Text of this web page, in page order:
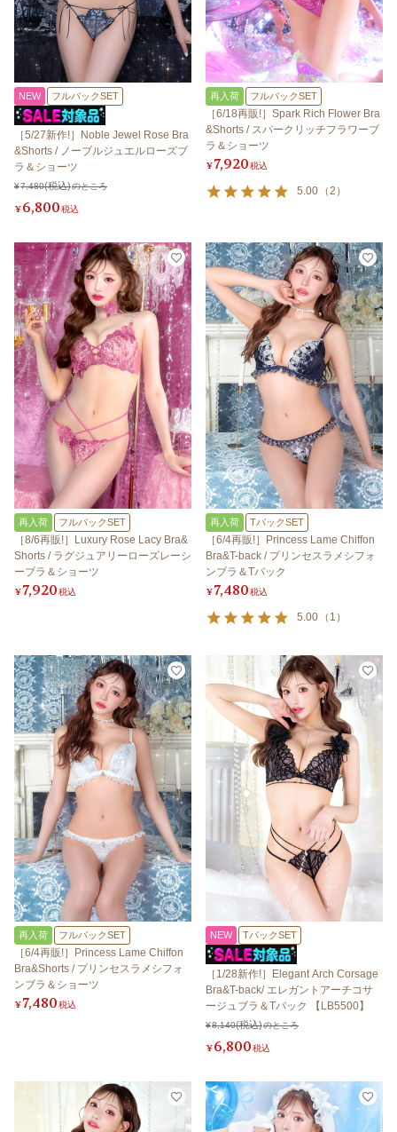
NEW フルバックSET
［5/27新作!］Noble Jewel Rose Bra
&Shorts / ノーブルジュエルローズブ
ラ＆ショーツ
¥7,480 のところ
¥6,800税込
再入荷 フルバックSET
［6/18再販!］Spark Rich Flower Bra
&Shorts / スパークリッチフラワーブ
ラ＆ショーツ
¥7,920税込
5.00 （2 ）
再入荷 フルバックSET
［8/6再販!］Luxury Rose Lacy Bra&
Shorts / ラグジュアリーローズレーシ
ーブラ＆ショーツ
¥7,920税込
再入荷 TバックSET
［6/4再販!］Princess Lame Chiffon
Bra&T-back / プリンセスラメシフォ
ンブラ＆Tバック
¥7,480税込
5.00 （ 1 ）
再入荷 フルバックSET
［6/4再販!］Princess Lame Chiffon
Bra&Shorts / プリンセスラメシフォ
ンブラ＆ショーツ
¥7,480税込
NEW TバックSET
［1/28新作!］Elegant Arch Corsage
Bra&T-back/ エレガントアーチコサ
ージュブラ＆Tバック 【LB5500】
¥8,140 のところ
¥6,800税込